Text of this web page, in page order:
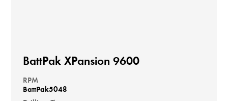
BattPak XPansion 9600
RPM
BattPak5048